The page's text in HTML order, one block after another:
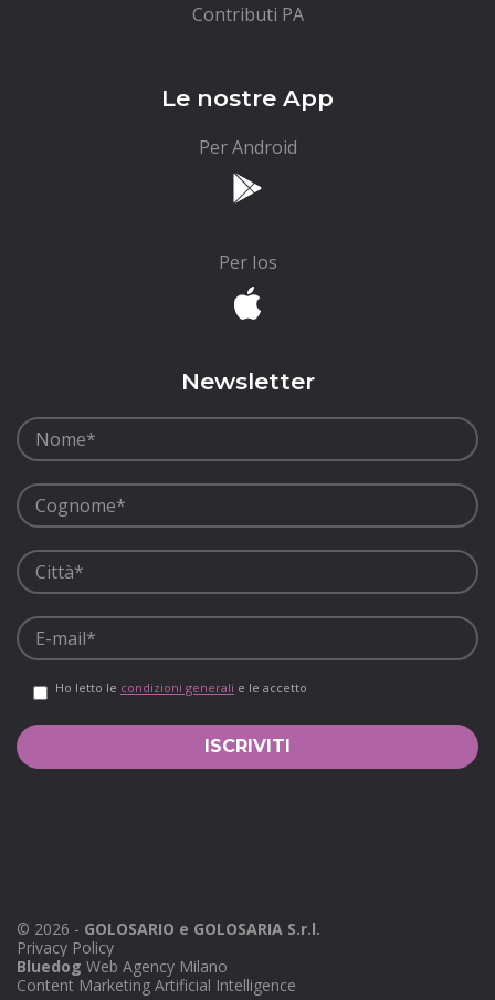
Contributi PA
Le nostre App
Per Android
Per Ios
Newsletter
Ho letto le condizioni generali e le accetto
© 2026 - GOLOSARIO e GOLOSARIA S.r.l.
Privacy Policy
Bluedog Web Agency Milano
Content Marketing Artificial Intelligence